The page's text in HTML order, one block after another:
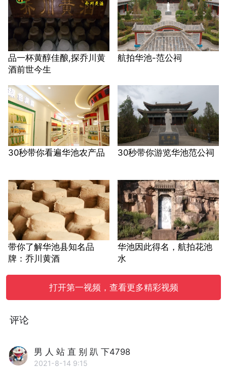
品一杯黄醇佳酿,探乔川黄
酒前世今生
航拍华池-范公祠
30秒带你看遍华池农产品 30秒带你游览华池范公祠
带你了解华池县知名品
牌：乔川黄酒
华池因此得名，航拍花池
水
打开第一视频，查看更多精彩视频
评论
男 人 站 直 别 趴 下4798
2021-8-14 9:15